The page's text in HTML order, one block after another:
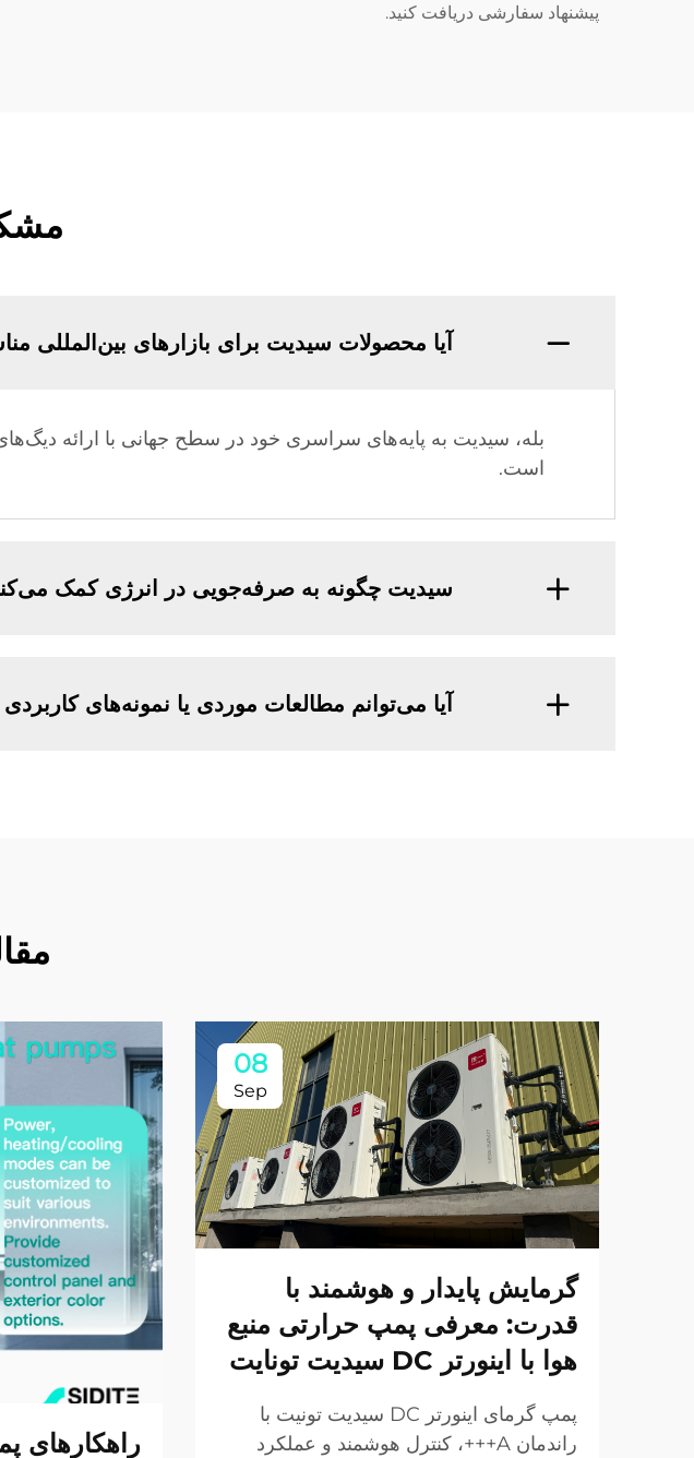
پیشنهاد سفارشی دریافت کنید.
آیا محصولات سیدیت برای بازارهای بین‌المللی
بله، سیدیت به پایه‌های سراسری خود در سطح جهانی با ارائه
است.
سیدیت چگونه به صرفه‌جویی در انرژی کمک
آیا می‌توانم مطالعات موردی یا نمونه‌های
08
Sep
گرمایش پایدار و هوشمند با
قدرت: معرفی پمپ حرارتی منبع
هوا با اینورتر DC سیدیت تونایت
پمپ گرمای اینورتر DC سیدیت تونیت با
راندمان A+++، کنترل هوشمند و عملکرد
راهکارهای